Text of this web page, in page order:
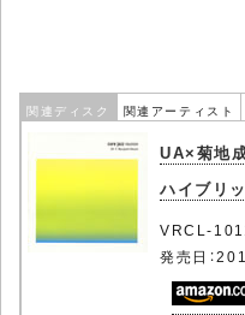
関連ディスク 関連アーティスト
UA×菊地
ハイブリ
VRCL-
発売日：